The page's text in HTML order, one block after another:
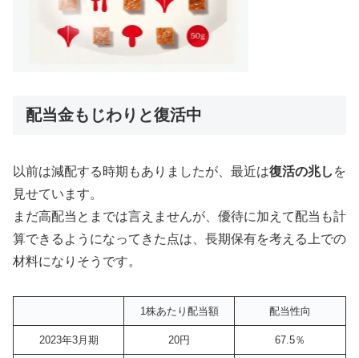
配当金もじわりと復活中
以前は減配する時期もありましたが、最近は復活の兆し を
見せています。
まだ高配当とまでは言えませんが、優待に加えて配当も計
算できるようになってきた点は、長期保有を考える上での
材料になりそうです。
1株あたり配当額 配当性向
2023年3月期 20円 67.5％